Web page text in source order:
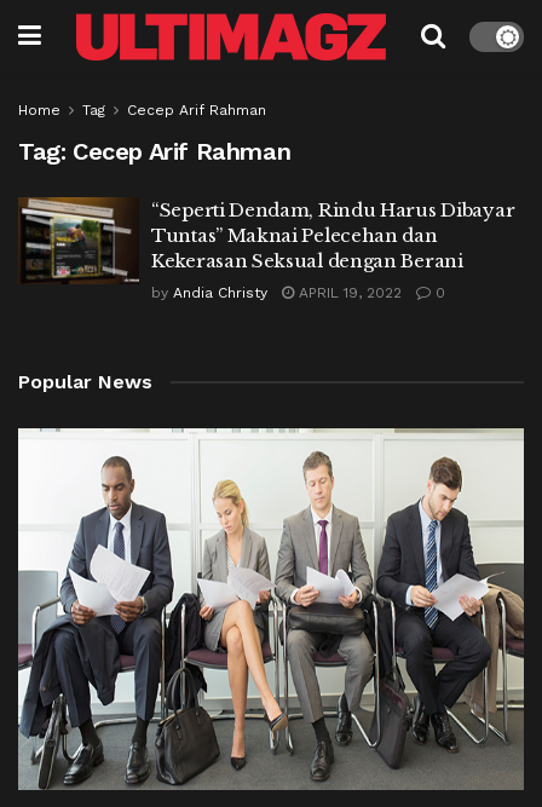
Home Tag Cecep Arif Rahman
Tag: Cecep Arif Rahman
“Seperti Dendam, Rindu Harus Dibayar
Tuntas” Maknai Pelecehan dan
Kekerasan Seksual dengan Berani
by Andia Christy APRIL 19, 2022 0
Popular News